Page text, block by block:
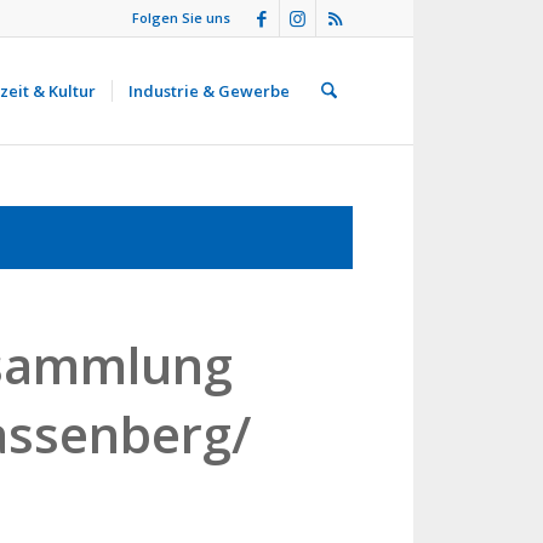
Folgen Sie uns
& Kultur Industrie & Gewerbe